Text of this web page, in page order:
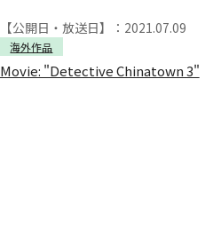
【公開日・放送日】：2021.07.09
海外作品
Movie: "Detective Chinatown 3"